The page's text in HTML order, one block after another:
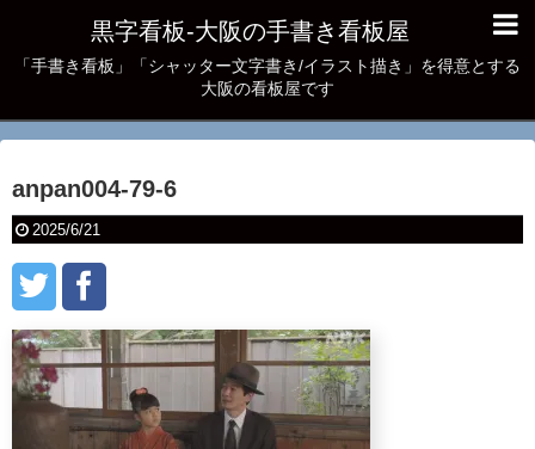
黒字看板‐大阪の手書き看板屋
「手書き看板」「シャッター文字書き/イラスト描き」を得意とする
大阪の看板屋です
anpan004-79-6
2025/6/21